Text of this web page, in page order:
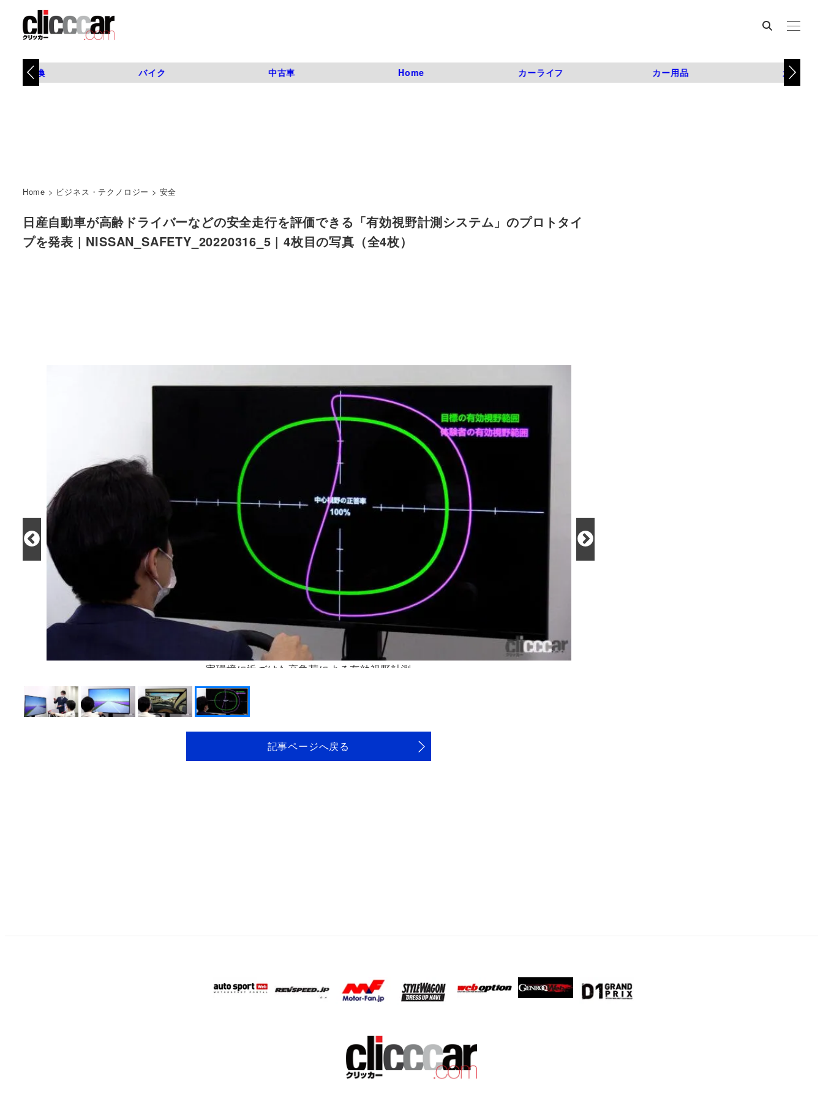
タイヤ交換 バイク 中古車 Home カーライフ カー用品 カスタム
Home > ビジネス・テクノロジー > 安全
日産自動車が高齢ドライバーなどの安全走行を評価できる「有効視野計測システム」のプロトタイ
プを発表 | NISSAN_SAFETY_20220316_5 | 4枚目の写真（全4枚）
実環境に近づけた高負荷による有効視野計測
記事ページへ戻る